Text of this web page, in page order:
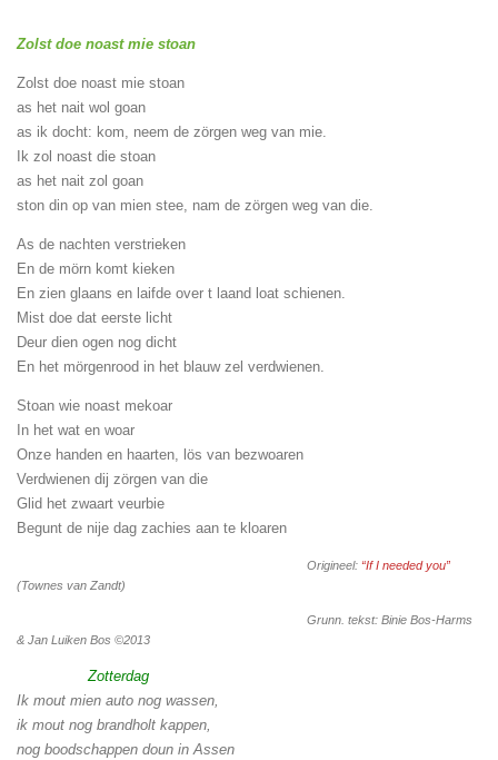
Zolst doe noast mie stoan
Zolst doe noast mie stoan
as het nait wol goan
as ik docht: kom, neem de zörgen weg van mie.
Ik zol noast die stoan
as het nait zol goan
ston din op van mien stee, nam de zörgen weg van die.
As de nachten verstrieken
En de mörn komt kieken
En zien glaans en laifde over t laand loat schienen.
Mist doe dat eerste licht
Deur dien ogen nog dicht
En het mörgenrood in het blauw zel verdwienen.
Stoan wie noast mekoar
In het wat en woar
Onze handen en haarten, lös van bezwoaren
Verdwienen dij zörgen van die
Glid het zwaart veurbie
Begunt de nije dag zachies aan te kloaren
Origineel: “If I needed you”
(Townes van Zandt)
Grunn. tekst: Binie Bos-Harms
& Jan Luiken Bos ©2013
Zotterdag
Ik mout mien auto nog wassen,
ik mout nog brandholt kappen,
nog boodschappen doun in Assen